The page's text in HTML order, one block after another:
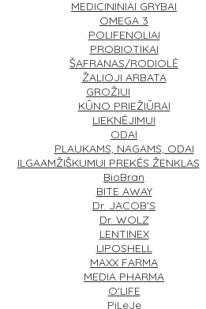
MEDICININIAI GRYBAI
OMEGA 3
POLIFENOLIAI
PROBIOTIKAI
ŠAFRANAS/RODIOLĖ
ŽALIOJI ARBATA
GROŽIUI
KŪNO PRIEŽIŪRAI
LIEKNĖJIMUI
ODAI
PLAUKAMS, NAGAMS, ODAI
ILGAAMŽIŠKUMUI PREKĖS ŽENKLAS
BioBran
BITE AWAY
Dr. JACOB'S
Dr. WOLZ
LENTINEX
LIPOSHELL
MAXX FARMA
MEDIA PHARMA
O'LIFE
PiLeJe